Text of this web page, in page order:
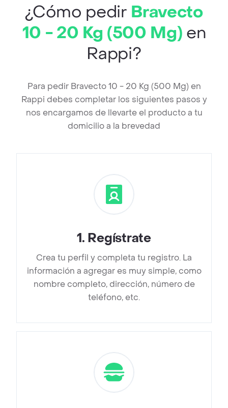
¿Cómo pedir Bravecto
10 - 20 Kg (500 Mg) en
Rappi?
Para pedir Bravecto 10 - 20 Kg (500 Mg) en
Rappi debes completar los siguientes pasos y
nos encargamos de llevarte el producto a tu
domicilio a la brevedad
1. Regístrate
Crea tu perfil y completa tu registro. La
información a agregar es muy simple, como
nombre completo, dirección, número de
teléfono, etc.